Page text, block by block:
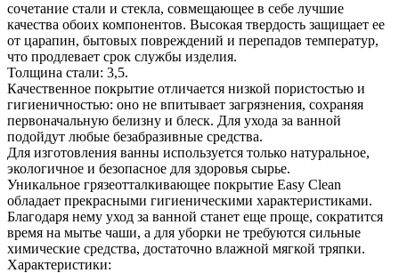
сочетание стали и стекла, совмещающее в себе лучшие
качества обоих компонентов. Высокая твердость защищает ее
от царапин, бытовых повреждений и перепадов температур,
что продлевает срок службы изделия.
Толщина стали: 3,5.
Качественное покрытие отличается низкой пористостью и
гигиеничностью: оно не впитывает загрязнения, сохраняя
первоначальную белизну и блеск. Для ухода за ванной
подойдут любые безабразивные средства.
Для изготовления ванны используется только натуральное,
экологичное и безопасное для здоровья сырье.
Уникальное грязеотталкивающее покрытие Easy Clean
обладает прекрасными гигиеническими характеристиками.
Благодаря нему уход за ванной станет еще проще, сократится
время на мытье чаши, а для уборки не требуются сильные
химические средства, достаточно влажной мягкой тряпки.
Характеристики: